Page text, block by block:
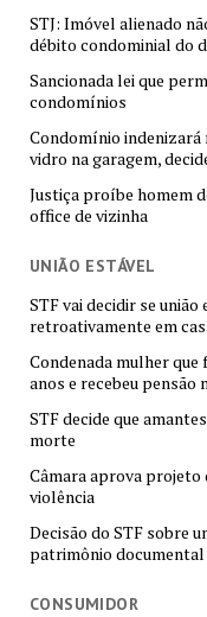
STJ: Imóvel alienado
débito condominial do
Sancionada lei que
condomínios
Condomínio
vidro na garagem,
Justiça proíbe homem
office de vizinha
UNIÃO ESTÁVEL
STF vai decidir se
retroativamente em
Condenada mulher que
anos e recebeu
STF decide que
morte
Câmara aprova
violência
Decisão do STF sobre
patrimônio documental
CONSUMIDOR